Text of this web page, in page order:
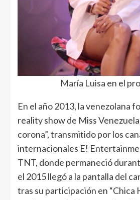
María Luisa en el
En el año 2013, la venezolana
reality show de Miss
corona”, transmitido por los
internacionales E!
TNT, donde permaneció
el 2015 llegó a la pantalla del
tras su participación en “Chica